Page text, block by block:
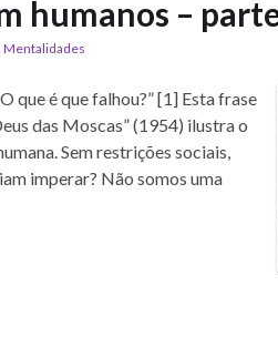
humanos –
Mentalidades
que é que falhou?” [1] Esta frase
das Moscas” (1954) ilustra o
Sem restrições sociais,
imperar? Não somos uma